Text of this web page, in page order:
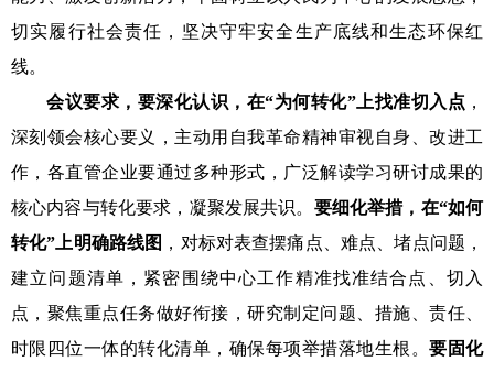
切实履行社会责任，坚决守牢安全生产底线和生态环保红
线。
会议要求，要深化认识，在“为何转化”上找准切入点 ，
深刻领会核心要义，主动用自我革命精神审视自身、改进工
作，各直管企业要通过多种形式，广泛解读学习研讨成果的
核心内容与转化要求，凝聚发展共识。 要细化举措，在“如何
转化”上明确路线图 ，对标对表查摆痛点、难点、堵点问题，
建立问题清单，紧密围绕中心工作精准找准结合点、切入
点，聚焦重点任务做好衔接，研究制定问题、措施、责任、
时限四位一体的转化清单，确保每项举措落地生根。要固化